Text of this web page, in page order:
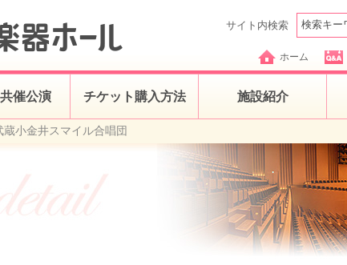
サイト内検索
ホーム
催公演 チケット購入方法 施設紹介
蔵小金井スマイル合唱団